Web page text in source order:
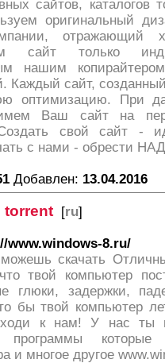
сайтов, каталогов
оригинальный
отражающий
сайт только
нашим
Каждый сайт,
оптимизацию. При
Ваш сайт на
свой сайт -
с нами - обрести
Добавлен: 13.04.2016
torrent [ru]
www.windows-8.ru/
скачать
твой компьютер
глюки, задержки,
бы твой компьютер
к нам! У нас ты
программы которые
и многое другое